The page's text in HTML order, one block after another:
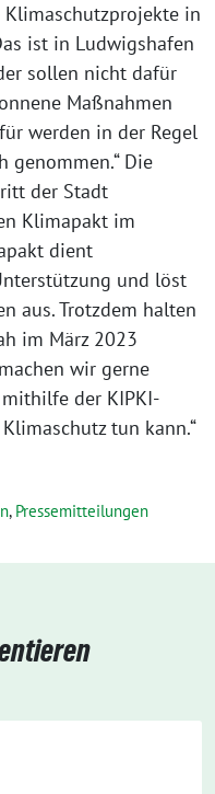
in
ist in Ludwigshafen
sollen nicht dafür
Maßnahmen
werden in der Regel
genommen.“ Die
der Stadt
Klimapakt im
dient
und löst
aus. Trotzdem halten
im März 2023
wir gerne
der KIPKI-
tun kann.“
, Pressemitteilungen